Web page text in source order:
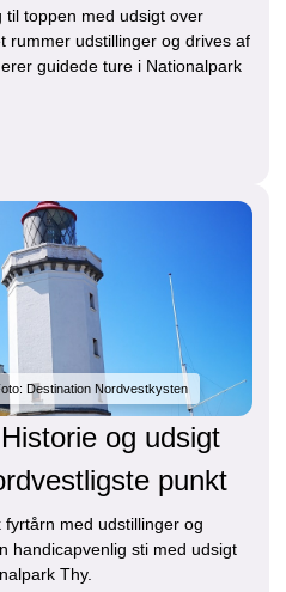
toppen med udsigt over
rummer udstillinger og drives af
guidede ture i Nationalpark
Destination Nordvestkysten
og udsigt
punkt
med udstillinger og
handicapvenlig sti med udsigt
Thy.